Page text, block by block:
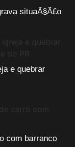
situaÃ§Ã£o
e quebrar
com barranco